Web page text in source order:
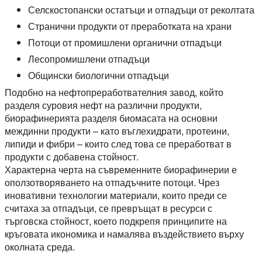
Селскостопански остатъци и отпадъци от реколтата
Странични продукти от преработката на храни
Потоци от промишлени органични отпадъци
Лесопромишлени отпадъци
Общински биологични отпадъци
Подобно на нефтопреработвателния завод, който
разделя суровия нефт на различни продукти,
биорафинерията разделя биомасата на основни
междинни продукти – като въглехидрати, протеини,
липиди и фибри – които след това се преработват в
продукти с добавена стойност.
Характерна черта на съвременните биорафинерии е
оползотворяването на отпадъчните потоци. Чрез
иновативни технологии материали, които преди се
считаха за отпадъци, се превръщат в ресурси с
търговска стойност, което подкрепя принципите на
кръговата икономика и намалява въздействието върху
околната среда.